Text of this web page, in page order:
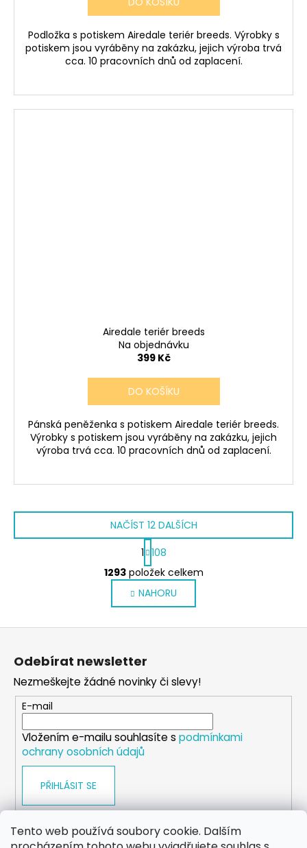
Tento web používá soubory cookie. Dalším
Podložka s potiskem Airedale teriér breeds. Výrobky s
potiskem jsou vyráběny na zakázku, jejich výroba trvá
cca. 10 pracovních dnů od zaplacení.
Airedale teriér breeds
Na objednávku
399 Kč
DO KOŠÍKU
Pánská peněženka s potiskem Airedale teriér breeds.
Výrobky s potiskem jsou vyráběny na zakázku, jejich
výroba trvá cca. 10 pracovních dnů od zaplacení.
O
v
l
á
d
p
r
v
k
y
i
u
NAČÍST 12 DALŠÍCH
S
t
r
á
n
k
1 108
1293položek celkem
NAHORU
Z
Odebírat newsletter
Nezmeškejte žádné novinky či slevy!
E-mail
Vložením e-mailu souhlasíte s podmínkami
ochrany osobních údajů
PŘIHLÁSIT SE